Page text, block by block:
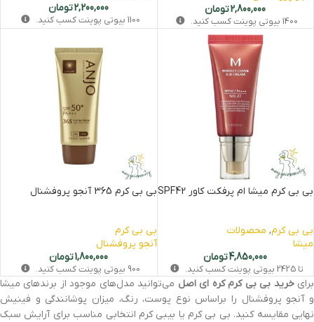
2,800,000تومان
1400بیوتی‌ پوینت کسب کنید.
2,200,000تومان
1100 بیوتی‌ پوینت کسب کنید.
بی بی کرم میشا ام پرفکت کاور SPF42
بی بی کرم, محصولات
میشا
4,850,000تومان
تا 2425بیوتی‌ پوینت کسب کنید.
بی بی کرم 365 آنجو پروفشنال
بی بی کرم
آنجو پروفشنال
1,800,000تومان
900 بیوتی‌ پوینت کسب کنید.
برایخرید بی بی کرم کره‌ ای اصل می‌توانید مدل‌های موجود از برندهای میشا
و آنجو پروفشنال را براساس نوع پوست، رنگ، میزان پوشانندگی و فینیش
نهایی مقایسه کنید. بی بی کرم یا بیبی کرم انتخابی مناسب برای آرایش سبک